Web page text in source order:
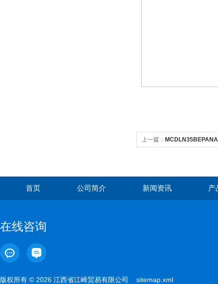
上一篇：
首页 公司简介 新闻资讯 产
在线咨询
版权所有 © 2026 江西省江崎贸易有限公司 sitemap.xml